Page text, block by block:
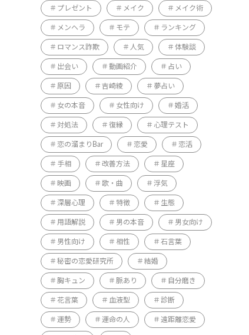
プレゼント メイク メイク術
メンヘラ モテ ランキング
ロマンス詐欺 人気 体験談
出会い 動画紹介 占い
原因 吉崎綾 夢占い
女の本音 女性向け 婚活
対処法 復縁 心理テスト
恋の溜まりBar 恋愛 恋活
手相 改善方法 星座
映画 歌・曲 浮気
深層心理 特徴 生態
用語解説 男の本音 男女向け
男性向け 相性 石言葉
秘密の恋愛研究所 結婚
胸キュン 脈あり 自分磨き
花言葉 血液型 診断
運勢 運命の人 遠距離恋愛